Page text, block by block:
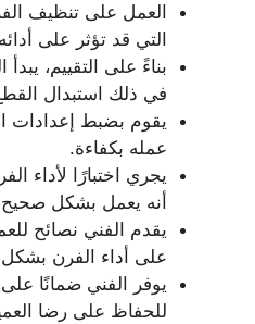
العمل على تنظيف
التي قد تؤثر على
بناءً على التقييم،
في ذلك استبدال القطع
يقوم بضبط إعدادات
عمله بكفاءة.
يجري اختبارًا لأداء
أنه يعمل بشكل
يقدم الفني نصائح
على أداء الفرن
يوفر الفني ضمانًا على
للحفاظ على رضا